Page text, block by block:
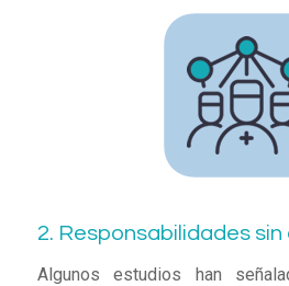
2. Responsabilidades sin
Algunos estudios han